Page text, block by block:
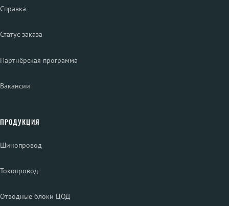
Справка
Статус заказа
Партнёрская программа
Вакансии
ПРОДУКЦИЯ
Шинопровод
Токопровод
Отводные блоки ЦОД